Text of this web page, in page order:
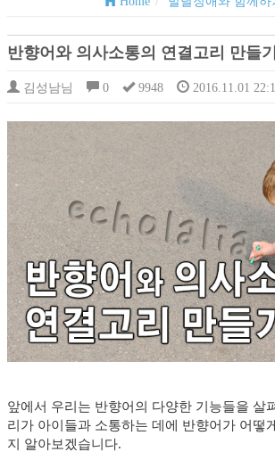
반향어와 의사소통의 연결고리 만들기
김성남님 0 9948 2016.11.01
앞에서 우리는 반향어의 다양한 기능들을 살
리가 아이들과 소통하는 데에 반향어가 어떻
지 알아보겠습니다.